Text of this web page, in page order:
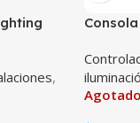
,
Agotado